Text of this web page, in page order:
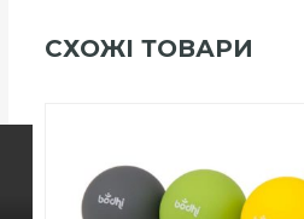
СХОЖІ ТОВАРИ